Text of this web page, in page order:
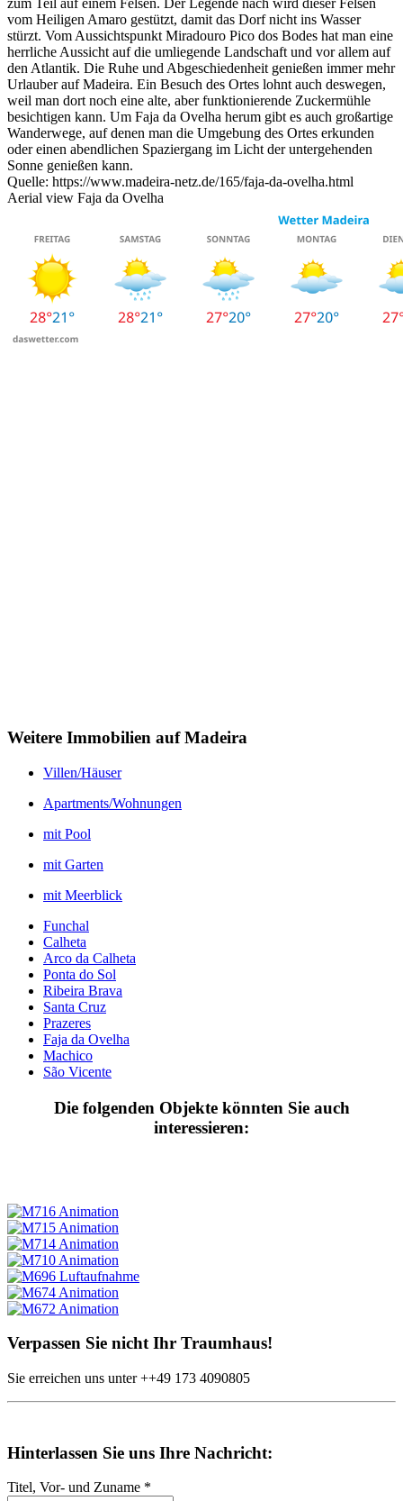
vom Heiligen Amaro gestützt, damit das Dorf nicht ins Wasser
stürzt. Vom Aussichtspunkt Miradouro Pico dos Bodes hat man eine
herrliche Aussicht auf die umliegende Landschaft und vor allem auf
den Atlantik. Die Ruhe und Abgeschiedenheit genießen immer mehr
Urlauber auf Madeira. Ein Besuch des Ortes lohnt auch deswegen,
weil man dort noch eine alte, aber funktionierende Zuckermühle
besichtigen kann. Um Faja da Ovelha herum gibt es auch großartige
Wanderwege, auf denen man die Umgebung des Ortes erkunden
oder einen abendlichen Spaziergang im Licht der untergehenden
Sonne genießen kann.
Quelle: https://www.madeira-netz.de/165/faja-da-ovelha.html
Aerial view Faja da Ovelha
Weitere Immobilien auf Madeira
Villen/Häuser
Apartments/Wohnungen
mit Pool
mit Garten
mit Meerblick
Funchal
Calheta
Arco da Calheta
Ponta do Sol
Ribeira Brava
Santa Cruz
Prazeres
Faja da Ovelha
Machico
São Vicente
Die folgenden Objekte könnten Sie auch
interessieren:
Verpassen Sie nicht Ihr Traumhaus!
Sie erreichen uns unter++49 173 4090805
Hinterlassen Sie uns Ihre Nachricht:
Titel, Vor- und Zuname *